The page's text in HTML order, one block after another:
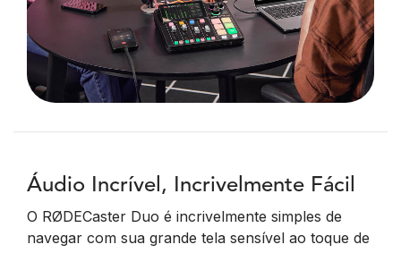
Áudio Incrível, Incrivelmente Fácil
O RØDECaster Duo é incrivelmente simples de
navegar com sua grande tela sensível ao toque de